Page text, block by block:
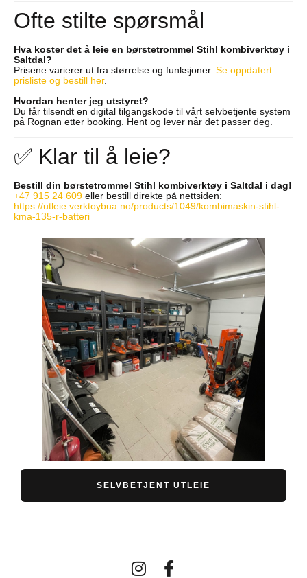
Ofte stilte spørsmål
Hva koster det å leie en børstetrommel Stihl kombiverktøy i
Saltdal?
Prisene varierer ut fra størrelse og funksjoner. Se oppdatert
prisliste og bestill her.
Hvordan henter jeg utstyret?
Du får tilsendt en digital tilgangskode til vårt selvbetjente system
på Rognan etter booking. Hent og lever når det passer deg.
✅ Klar til å leie?
Bestill din børstetrommel Stihl kombiverktøy i Saltdal i dag!
+47 915 24 609 eller bestill direkte på nettsiden:
https://utleie.verktoybua.no/products/1049/kombimaskin-stihl-
kma-135-r-batteri
SELVBETJENT UTLEIE